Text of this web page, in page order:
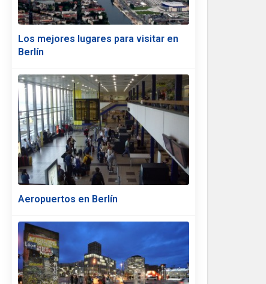
Los mejores lugares para visitar en
Berlín
Aeropuertos en Berlín